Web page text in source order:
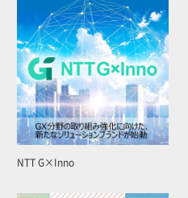
NTT G×Inno